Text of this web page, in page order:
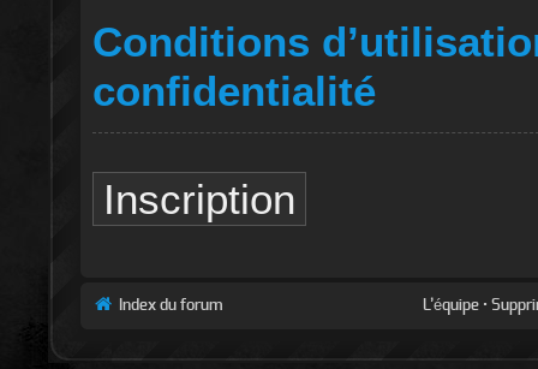
Conditions
confidentialité
Inscription
Index du forum L’équipe •